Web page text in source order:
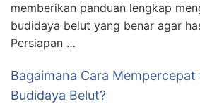
memberikan panduan lengkap
budidaya belut yang benar agar
Persiapan …
Bagaimana Cara Mempercepat
Budidaya Belut?